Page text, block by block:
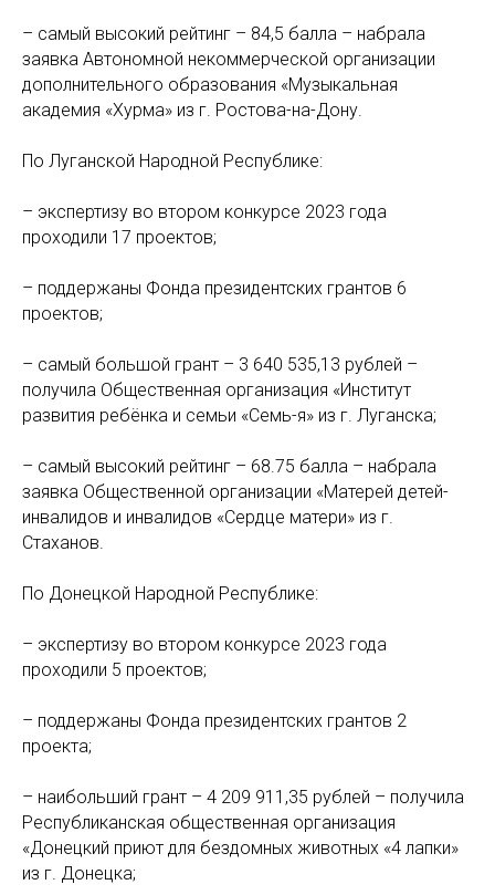
– самый высокий рейтинг – 84,5 балла – набрала
заявка Автономной некоммерческой организации
дополнительного образования «Музыкальная
академия «Хурма» из г. Ростова-на-Дону.
По Луганской Народной Республике:
– экспертизу во втором конкурсе 2023 года
проходили 17 проектов;
– поддержаны Фонда президентских грантов 6
проектов;
– самый большой грант – 3 640 535,13 рублей –
получила Общественная организация «Институт
развития ребёнка и семьи «Семь-я» из г. Луганска;
– самый высокий рейтинг – 68.75 балла – набрала
заявка Общественной организации «Матерей детей-
инвалидов и инвалидов «Сердце матери» из г.
Стаханов.
По Донецкой Народной Республике:
– экспертизу во втором конкурсе 2023 года
проходили 5 проектов;
– поддержаны Фонда президентских грантов 2
проекта;
– наибольший грант – 4 209 911,35 рублей – получила
Республиканская общественная организация
«Донецкий приют для бездомных животных «4 лапки»
из г. Донецка;